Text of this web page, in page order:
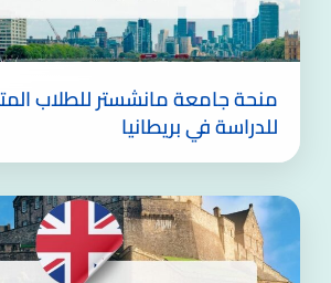
منحة جامعة مانشستر للطلاب
للدراسة في بريطانيا